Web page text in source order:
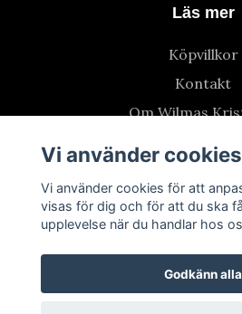
Läs mer
Köpvillkor
Kontakt
Om Wilmas
Vi använder cookies
Vi använder cookies för att
visas för dig och för att du ska
upplevelse när du handlar hos
Godkänn alla